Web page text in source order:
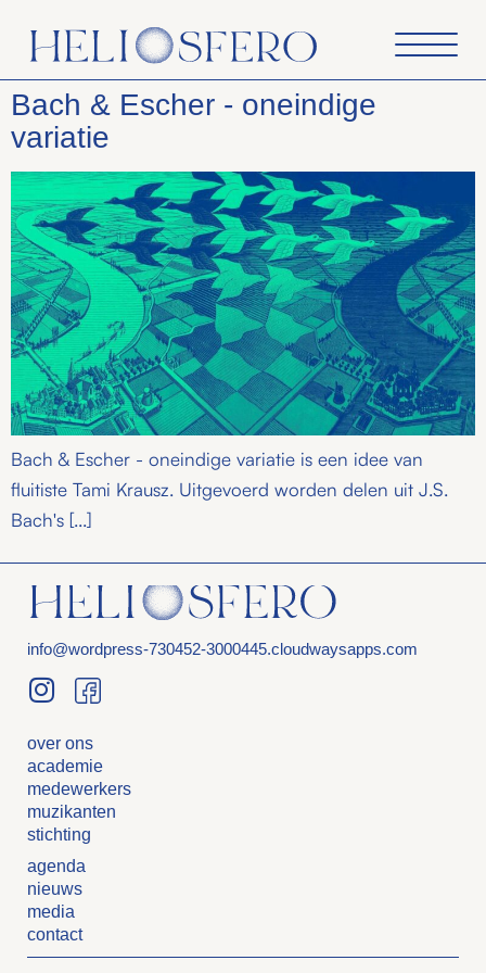
Bach & Escher - oneindige
variatie
Bach & Escher - oneindige variatie is een idee van
fluitiste Tami Krausz. Uitgevoerd worden delen uit J.S.
Bach's [...]
info@wordpress-730452-3000445.cloudwaysapps.com
over ons
academie
medewerkers
muzikanten
stichting
agenda
nieuws
media
contact